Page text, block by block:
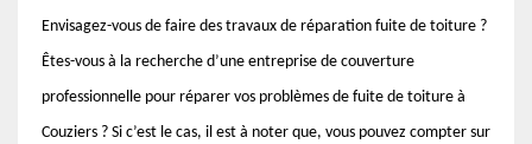
Envisagez-vous de faire des travaux de réparation fuite de toiture ?
Êtes-vous à la recherche d’une entreprise de couverture
professionnelle pour réparer vos problèmes de fuite de toiture à
Couziers ? Si c’est le cas, il est à noter que, vous pouvez compter sur